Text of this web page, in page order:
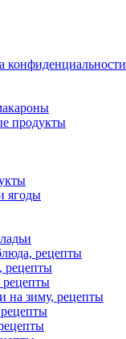
конфиденциальности
продукты
ягоды
рецепты
рецепты
рецепты
на зиму, рецепты